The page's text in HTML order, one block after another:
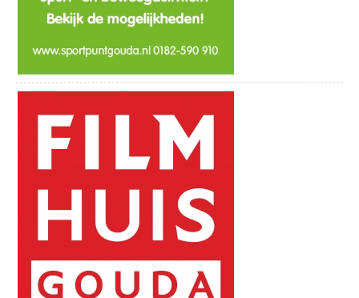
Je begint de route in het centrum van
Gouda, en fietst via Goverwelle naar
Op de kruising bij Haastrecht sla je rechtsaf
richting de Vlist.
Je fietst heel wat kilometers door, tot je bij
Hier ga je rechtdoor om de Bonnepas
richting Schoonhoven te volgen.
Je komt nu door het centrum van
Schoonhoven, waar je rechtdoor blijft
fietsen tot je uitkomt bij de Lek.
Hier sla je rechtsaf om over de Hogedijk
naar Ammerstol te fietsen.
een paar minuten fietsen linksaf slaat de
Kadijksche Vliet op.